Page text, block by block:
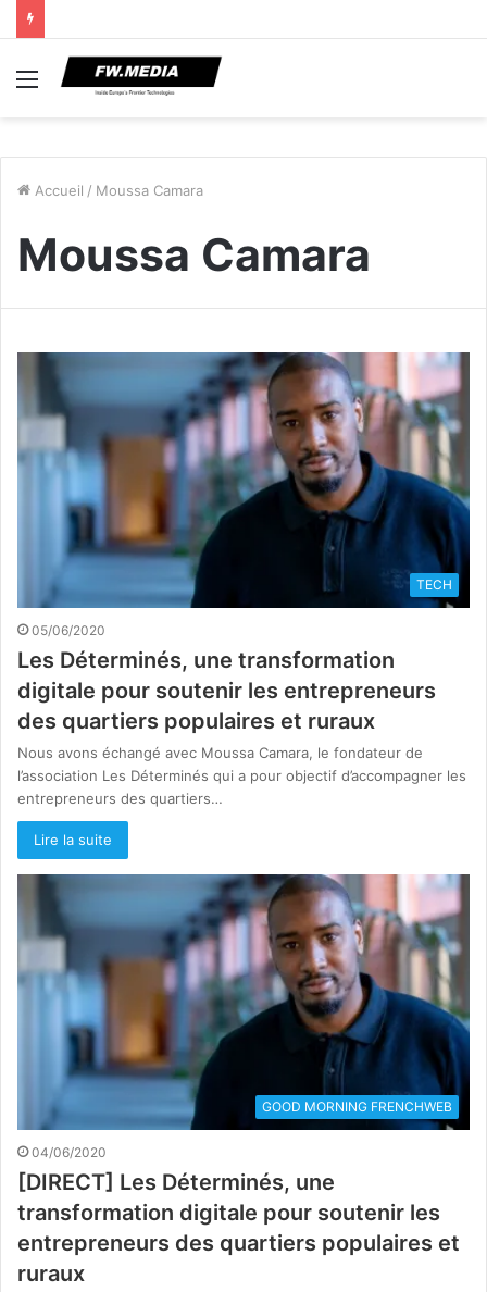
Menu
Accueil / Moussa Camara
Moussa Camara
TECH
05/06/2020
Les Déterminés, une transformation
digitale pour soutenir les entrepreneurs
des quartiers populaires et ruraux
Nous avons échangé avec Moussa Camara, le fondateur de
l’association Les Déterminés qui a pour objectif d’accompagner les
entrepreneurs des quartiers…
Lire la suite
GOOD MORNING FRENCHWEB
04/06/2020
[DIRECT] Les Déterminés, une
transformation digitale pour soutenir les
entrepreneurs des quartiers populaires et
ruraux